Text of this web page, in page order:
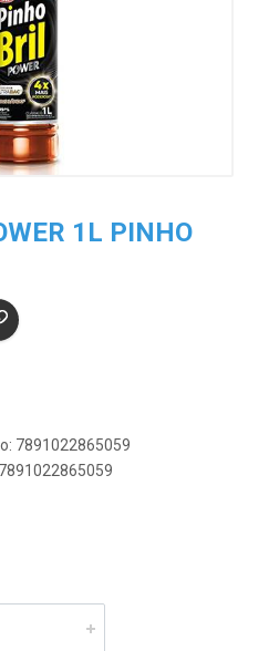
1L PINHO
7891022865059